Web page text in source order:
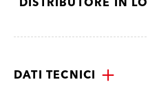
DATI TECNICI